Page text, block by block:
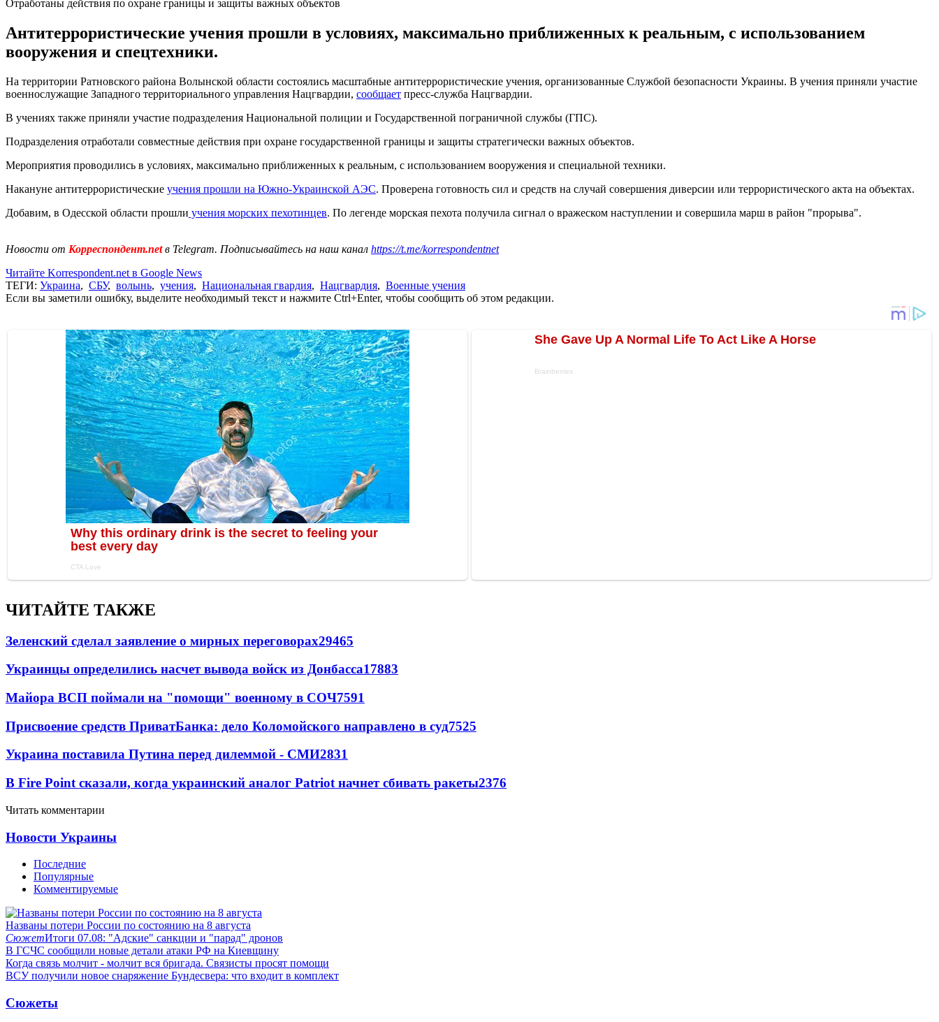
Отработаны действия по охране границы и защиты важных объектов
Антитеррористические учения прошли в условиях, максимально приближенных к реальным, с использованием
вооружения и спецтехники.
На территории Ратновского района Волынской области состоялись масштабные антитеррористические учения, организованные Службой безопасности Украины. В учения приняли участие
военнослужащие Западного территориального управления Нацгвардии, сообщает пресс-служба Нацгвардии.
В учениях также приняли участие подразделения Национальной полиции и Государственной пограничной службы (ГПС).
Подразделения отработали совместные действия при охране государственной границы и защиты стратегически важных объектов.
Мероприятия проводились в условиях, максимально приближенных к реальным, с использованием вооружения и специальной техники.
Накануне антитеррористические учения прошли на Южно-Украинской АЭС. Проверена готовность сил и средств на случай совершения диверсии или террористического акта на объектах.
Добавим, в Одесской области прошли учения морских пехотинцев. По легенде морская пехота получила сигнал о вражеском наступлении и совершила марш в район "прорыва".
Новости от Корреспондент.netв Telegram. Подписывайтесь на наш канал https://t.me/korrespondentnet
Читайте Korrespondent.net в Google News
ТЕГИ: Украина, СБУ, волынь, учения, Национальная гвардия, Нацгвардия, Военные учения
Если вы заметили ошибку, выделите необходимый текст и нажмите Ctrl+Enter, чтобы сообщить об этом редакции.
ЧИТАЙТЕ ТАКЖЕ
Зеленский сделал заявление о мирных переговорах29465
Украинцы определились насчет вывода войск из Донбасса17883
Майора ВСП поймали на "помощи" военному в СОЧ7591
Присвоение средств ПриватБанка: дело Коломойского направлено в суд7525
Украина поставила Путина перед дилеммой - СМИ2831
В Fire Point сказали, когда украинский аналог Patriot начнет сбивать ракеты2376
Читать комментарии
Новости Украины
Последние
Популярные
Комментируемые
Названы потери России по состоянию на 8 августа
СюжетИтоги 07.08: "Адские" санкции и "парад" дронов
В ГСЧС сообщили новые детали атаки РФ на Киевщину
Когда связь молчит - молчит вся бригада. Связисты просят помощи
ВСУ получили новое снаряжение Бундесвера: что входит в комплект
Сюжеты